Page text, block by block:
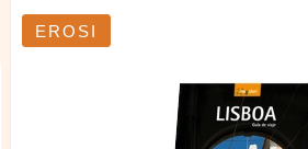
EROSI